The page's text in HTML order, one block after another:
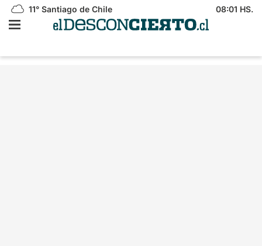
11° Santiago de Chile 08:01 HS.